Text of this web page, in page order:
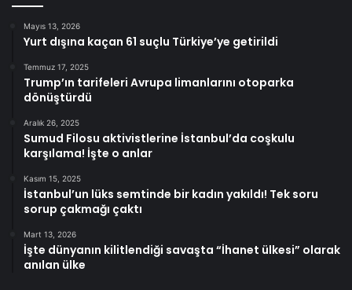
Mayıs 13, 2026
Yurt dışına kaçan 61 suçlu Türkiye’ye getirildi
Temmuz 17, 2025
Trump’ın tarifeleri Avrupa limanlarını otoparka
dönüştürdü
Aralık 26, 2025
Sumud Filosu aktivistlerine İstanbul’da coşkulu
karşılama! İşte o anlar
Kasım 15, 2025
İstanbul’un lüks semtinde bir kadın yakıldı! Tek soru
sorup çakmağı çaktı
Mart 13, 2026
İşte dünyanın kilitlendiği savaşta “İhanet ülkesi” olarak
anılan ülke